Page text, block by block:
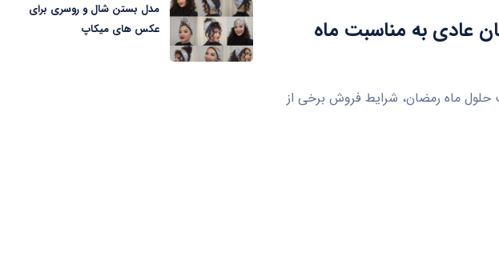
عادی به مناسبت ماه
حلول ماه رمضان، شرایط فروش برخی از
مدل بستن شال و روسری برای
عکس های میکاپ